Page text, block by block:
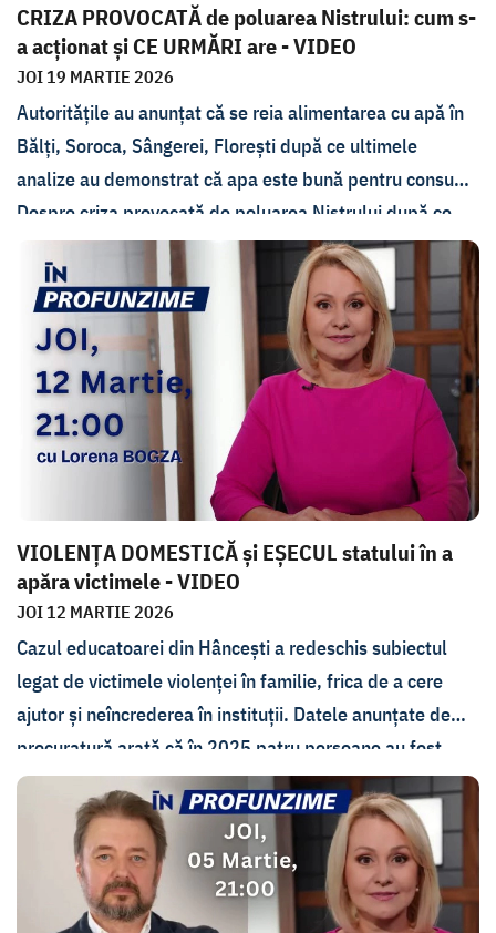
CRIZA PROVOCATĂ de poluarea Nistrului: cum s-
a acționat și CE URMĂRI are - VIDEO
JOI 19 MARTIE 2026
Autoritățile au anunțat că se reia alimentarea cu apă în
Bălți, Soroca, Sângerei, Florești după ce ultimele
analize au demonstrat că apa este bună pentru consum.
Despre criza provocată de poluarea Nistrului după ce
Rusia a bombardat hidrocentrala de la Novodnestrovsk,
cum s-a reacționat, ce lecții au învățat autoritățile și care
este impactul scurgerilor de substanțe poluante asupra
mediului, s-a discutat joi, 19 martie, la emisiunea În
Profunzime.
Invitații au fost ministrul Mediului, Gheorghe Hajder, și
ecologistul Ilia Trombițchi.
VIOLENȚA DOMESTICĂ și EȘECUL statului în a
apăra victimele - VIDEO
JOI 12 MARTIE 2026
Cazul educatoarei din Hâncești a redeschis subiectul
legat de victimele violenței în familie, frica de a cere
ajutor și neîncrederea în instituții. Datele anunțate de
procuratură arată că în 2025 patru persoane au fost
împinse să-și pună capăt zilelor. 13 victime au fost ucise
în bătăi de agresori. Circa 850 de dosare penale
deschise după raportarea cazurilor de violență. De ce
instituțiile statului nu pot apăra femeile, care este rolul
autorităților și al comunității, ce trebuie să schimbăm